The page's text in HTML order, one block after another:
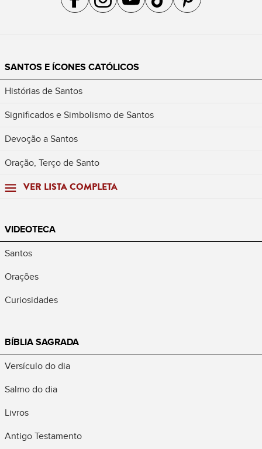
SANTOS E ÍCONES CATÓLICOS
Histórias de Santos
Significados e Simbolismo de Santos
Devoção a Santos
Oração, Terço de Santo
VER LISTA COMPLETA
VIDEOTECA
Santos
Orações
Curiosidades
BÍBLIA SAGRADA
Versículo do dia
Salmo do dia
Livros
Antigo Testamento